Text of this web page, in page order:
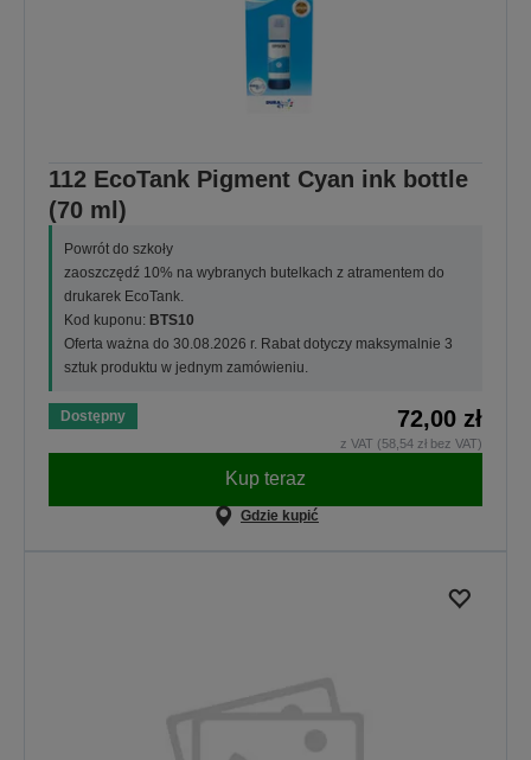
112 EcoTank Pigment Cyan ink bottle
(70 ml)
Powrót do szkoły
zaoszczędź 10% na wybranych butelkach z atramentem do
drukarek EcoTank.
Kod kuponu: BTS10
Oferta ważna do 30.08.2026 r. Rabat dotyczy maksymalnie 3
sztuk produktu w jednym zamówieniu.
Dostępny 72,00 zł
z VAT (58,54 zł bez VAT)
Kup teraz
Gdzie kupić